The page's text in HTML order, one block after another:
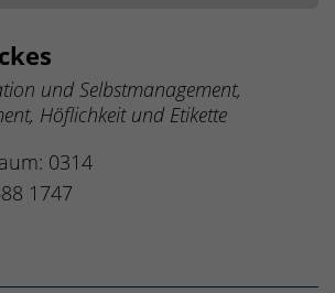
und Selbstmanagement,
Höflichkeit und Etikette
0314
1747